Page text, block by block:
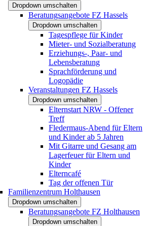
Dropdown umschalten
Beratungsangebote FZ Hassels
Dropdown umschalten
Tagespflege für Kinder
Mieter- und Sozialberatung
Erziehungs-, Paar- und
Lebensberatung
Sprachförderung und
Logopädie
Veranstaltungen FZ Hassels
Dropdown umschalten
Elternstart NRW - Offener
Treff
Fledermaus-Abend für Eltern
und Kinder ab 5 Jahren
Mit Gitarre und Gesang am
Lagerfeuer für Eltern und
Kinder
Elterncafé
Tag der offenen Tür
Familienzentrum Holthausen
Dropdown umschalten
Beratungsangebote FZ Holthausen
Dropdown umschalten